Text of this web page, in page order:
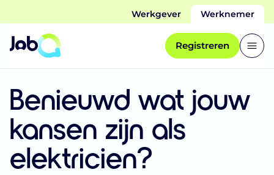
Werkgever Werknemer
Registreren
Benieuwd wat jouw
kansen zijn als
elektricien?